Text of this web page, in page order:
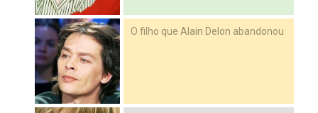
O filho que Alain Delon abandonou